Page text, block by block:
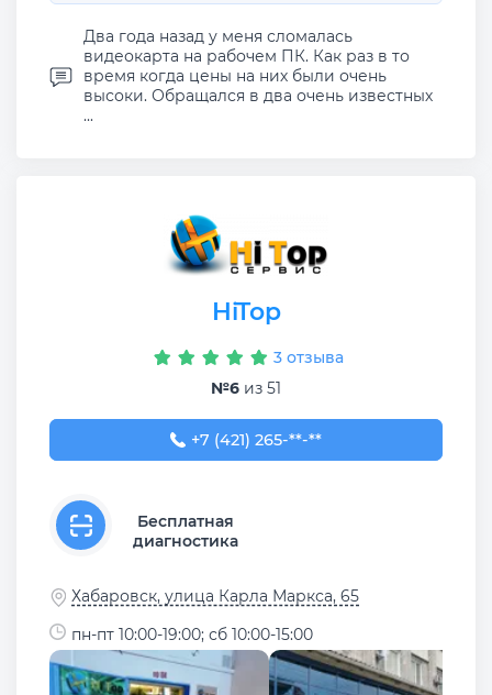
Два года назад у меня сломалась
видеокарта на рабочем ПК. Как раз в то
время когда цены на них были очень
высоки. Обращался в два очень известных
...
HiTop
3 отзыва
№6 из 51
+7 (421) 265-85-38
+7 (421) 265-**-**
Бесплатная
диагностика
Хабаровск, улица Карла Маркса, 65
пн-пт 10:00-19:00; сб 10:00-15:00